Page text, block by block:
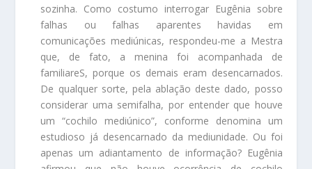
sozinha. Como costumo interrogar Eugênia sobre
falhas ou falhas aparentes havidas em
comunicações mediúnicas, respondeu-me a Mestra
que, de fato, a menina foi acompanhada de
familiareS, porque os demais eram desencarnados.
De qualquer sorte, pela ablação deste dado, posso
considerar uma semifalha, por entender que houve
um “cochilo mediúnico”, conforme denomina um
estudioso já desencarnado da mediunidade. Ou foi
apenas um adiantamento de informação? Eugênia